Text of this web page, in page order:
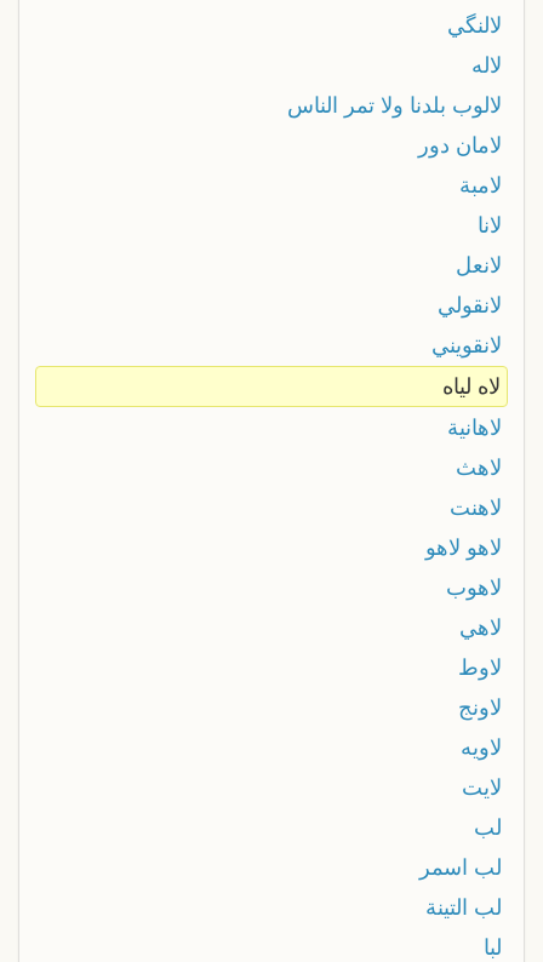
لالنگي
لاله
لالوب بلدنا ولا تمر الناس
لامان دور
لامبة
لانا
لانعل
لانقولي
لانقويني
لاه لياه
لاهانية
لاهث
لاهنت
لاهو لاهو
لاهوب
لاهي
لاوط
لاونج
لاويه
لايت
لب
لب اسمر
لب التينة
لبا